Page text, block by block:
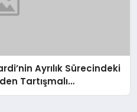
Ayrılık Sürecindeki
Tartışmalı